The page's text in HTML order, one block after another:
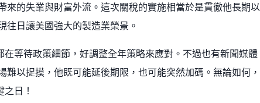
來的失業與財富外流。這次關稅的實施相當於是貫徹他長期以
往日讓美國強大的製造業榮景。
等待政策細節，好調整全年策略來應對。不過也有新聞媒體
以捉摸，他既可能延後期限，也可能突然加碼。無論如何，
日！